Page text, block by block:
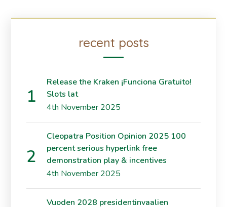
recent posts
Release the Kraken ¡Funciona Gratuito!
Slots lat
4th November 2025
Cleopatra Position Opinion 2025 100
percent serious hyperlink free
demonstration play & incentives
4th November 2025
Vuoden 2028 presidentinvaalien